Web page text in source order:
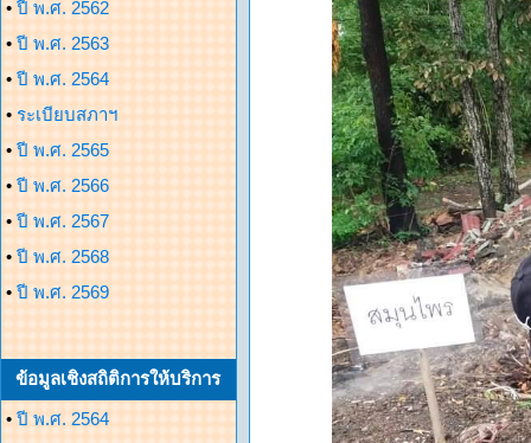
• ปี พ.ศ. 2562
• ปี พ.ศ. 2563
• ปี พ.ศ. 2564
• ระเบียบสภาฯ
• ปี พ.ศ. 2565
• ปี พ.ศ. 2566
• ปี พ.ศ. 2567
• ปี พ.ศ. 2568
• ปี พ.ศ. 2569
ข้อมูลเชิงสถิติการให้บริการ
• ปี พ.ศ. 2564